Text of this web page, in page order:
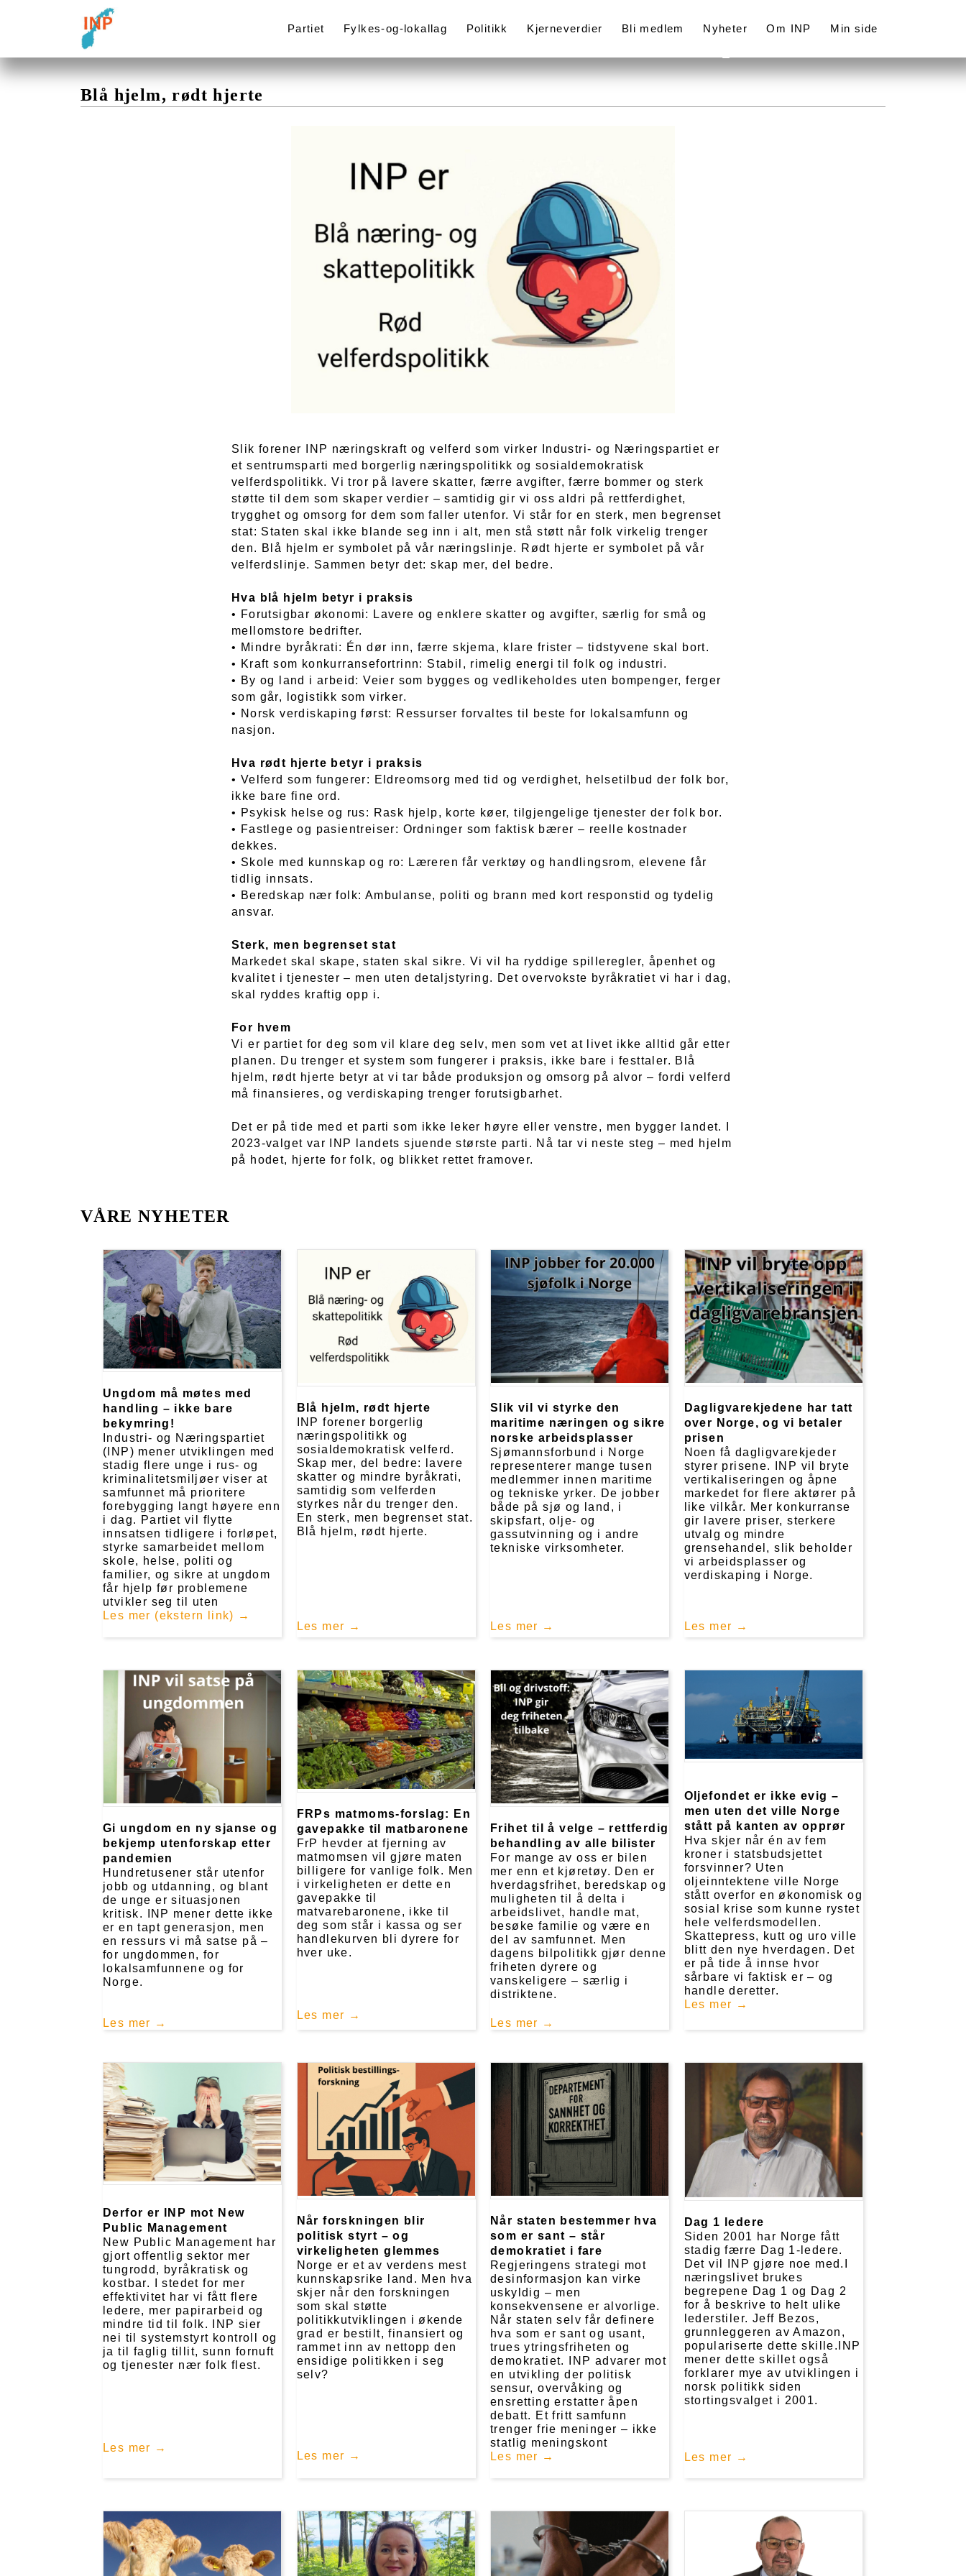
Partiet Fylkes-og-lokallag Politikk Kjerneverdier Bli medlem Nyheter Om INP Min side
Blå hjelm, rødt hjerte
Slik forener INP næringskraft og velferd som virker Industri- og Næringspartiet er
et sentrumsparti med borgerlig næringspolitikk og sosialdemokratisk
velferdspolitikk. Vi tror på lavere skatter, færre avgifter, færre bommer og sterk
støtte til dem som skaper verdier – samtidig gir vi oss aldri på rettferdighet,
trygghet og omsorg for dem som faller utenfor. Vi står for en sterk, men begrenset
stat: Staten skal ikke blande seg inn i alt, men stå støtt når folk virkelig trenger
den. Blå hjelm er symbolet på vår næringslinje. Rødt hjerte er symbolet på vår
velferdslinje. Sammen betyr det: skap mer, del bedre.
Hva blå hjelm betyr i praksis
• Forutsigbar økonomi: Lavere og enklere skatter og avgifter, særlig for små og
mellomstore bedrifter.
• Mindre byråkrati: Én dør inn, færre skjema, klare frister – tidstyvene skal bort.
• Kraft som konkurransefortrinn: Stabil, rimelig energi til folk og industri.
• By og land i arbeid: Veier som bygges og vedlikeholdes uten bompenger, ferger
som går, logistikk som virker.
• Norsk verdiskaping først: Ressurser forvaltes til beste for lokalsamfunn og
nasjon.
Hva rødt hjerte betyr i praksis
• Velferd som fungerer: Eldreomsorg med tid og verdighet, helsetilbud der folk bor,
ikke bare fine ord.
• Psykisk helse og rus: Rask hjelp, korte køer, tilgjengelige tjenester der folk bor.
• Fastlege og pasientreiser: Ordninger som faktisk bærer – reelle kostnader
dekkes.
• Skole med kunnskap og ro: Læreren får verktøy og handlingsrom, elevene får
tidlig innsats.
• Beredskap nær folk: Ambulanse, politi og brann med kort responstid og tydelig
ansvar.
Sterk, men begrenset stat
Markedet skal skape, staten skal sikre. Vi vil ha ryddige spilleregler, åpenhet og
kvalitet i tjenester – men uten detaljstyring. Det overvokste byråkratiet vi har i dag,
skal ryddes kraftig opp i.
For hvem
Vi er partiet for deg som vil klare deg selv, men som vet at livet ikke alltid går etter
planen. Du trenger et system som fungerer i praksis, ikke bare i festtaler. Blå
hjelm, rødt hjerte betyr at vi tar både produksjon og omsorg på alvor – fordi velferd
må finansieres, og verdiskaping trenger forutsigbarhet.
Det er på tide med et parti som ikke leker høyre eller venstre, men bygger landet. I
2023-valget var INP landets sjuende største parti. Nå tar vi neste steg – med hjelm
på hodet, hjerte for folk, og blikket rettet framover.
VÅRE NYHETER
Ungdom må møtes med
handling – ikke bare
bekymring!
Industri- og Næringspartiet
(INP) mener utviklingen med
stadig flere unge i rus- og
kriminalitetsmiljøer viser at
samfunnet må prioritere
forebygging langt høyere enn
i dag. Partiet vil flytte
innsatsen tidligere i forløpet,
styrke samarbeidet mellom
skole, helse, politi og
familier, og sikre at ungdom
får hjelp før problemene
utvikler seg til uten
Les mer (ekstern link)
Blå hjelm, rødt hjerte
INP forener borgerlig
næringspolitikk og
sosialdemokratisk velferd.
Skap mer, del bedre: lavere
skatter og mindre byråkrati,
samtidig som velferden
styrkes når du trenger den.
En sterk, men begrenset stat.
Blå hjelm, rødt hjerte.
Les mer
Slik vil vi styrke den
maritime næringen og sikre
norske arbeidsplasser
Sjømannsforbund i Norge
representerer mange tusen
medlemmer innen maritime
og tekniske yrker. De jobber
både på sjø og land, i
skipsfart, olje- og
gassutvinning og i andre
tekniske virksomheter.
Les mer
Dagligvarekjedene har tatt
over Norge, og vi betaler
prisen
Noen få dagligvarekjeder
styrer prisene. INP vil bryte
vertikaliseringen og åpne
markedet for flere aktører på
like vilkår. Mer konkurranse
gir lavere priser, sterkere
utvalg og mindre
grensehandel, slik beholder
vi arbeidsplasser og
verdiskaping i Norge.
Les mer
Gi ungdom en ny sjanse og
bekjemp utenforskap etter
pandemien
Hundretusener står utenfor
jobb og utdanning, og blant
de unge er situasjonen
kritisk. INP mener dette ikke
er en tapt generasjon, men
en ressurs vi må satse på –
for ungdommen, for
lokalsamfunnene og for
Norge.
Les mer
FRPs matmoms-forslag: En
gavepakke til matbaronene
FrP hevder at fjerning av
matmomsen vil gjøre maten
billigere for vanlige folk. Men
i virkeligheten er dette en
gavepakke til
matvarebaronene, ikke til
deg som står i kassa og ser
handlekurven bli dyrere for
hver uke.
Les mer
Frihet til å velge – rettferdig
behandling av alle bilister
For mange av oss er bilen
mer enn et kjøretøy. Den er
hverdagsfrihet, beredskap og
muligheten til å delta i
arbeidslivet, handle mat,
besøke familie og være en
del av samfunnet. Men
dagens bilpolitikk gjør denne
friheten dyrere og
vanskeligere – særlig i
distriktene.
Les mer
Oljefondet er ikke evig –
men uten det ville Norge
stått på kanten av opprør
Hva skjer når én av fem
kroner i statsbudsjettet
forsvinner? Uten
oljeinntektene ville Norge
stått overfor en økonomisk og
sosial krise som kunne rystet
hele velferdsmodellen.
Skattepress, kutt og uro ville
blitt den nye hverdagen. Det
er på tide å innse hvor
sårbare vi faktisk er – og
handle deretter.
Les mer
Derfor er INP mot New
Public Management
New Public Management har
gjort offentlig sektor mer
tungrodd, byråkratisk og
kostbar. I stedet for mer
effektivitet har vi fått flere
ledere, mer papirarbeid og
mindre tid til folk. INP sier
nei til systemstyrt kontroll og
ja til faglig tillit, sunn fornuft
og tjenester nær folk flest.
Les mer
Når forskningen blir
politisk styrt – og
virkeligheten glemmes
Norge er et av verdens mest
kunnskapsrike land. Men hva
skjer når den forskningen
som skal støtte
politikkutviklingen i økende
grad er bestilt, finansiert og
rammet inn av nettopp den
ensidige politikken i seg
selv?
Les mer
Når staten bestemmer hva
som er sant – står
demokratiet i fare
Regjeringens strategi mot
desinformasjon kan virke
uskyldig – men
konsekvensene er alvorlige.
Når staten selv får definere
hva som er sant og usant,
trues ytringsfriheten og
demokratiet. INP advarer mot
en utvikling der politisk
sensur, overvåking og
ensretting erstatter åpen
debatt. Et fritt samfunn
trenger frie meninger – ikke
statlig meningskont
Les mer
Dag 1 ledere
Siden 2001 har Norge fått
stadig færre Dag 1-ledere.
Det vil INP gjøre noe med.I
næringslivet brukes
begrepene Dag 1 og Dag 2
for å beskrive to helt ulike
lederstiler. Jeff Bezos,
grunnleggeren av Amazon,
populariserte dette skille.INP
mener dette skillet også
forklarer mye av utviklingen i
norsk politikk siden
stortingsvalget i 2001.
Les mer